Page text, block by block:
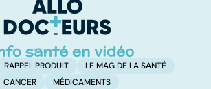
RAPPEL PRODUIT
LE MAG DE LA SANTÉ
CANCER
MÉDICAMENTS